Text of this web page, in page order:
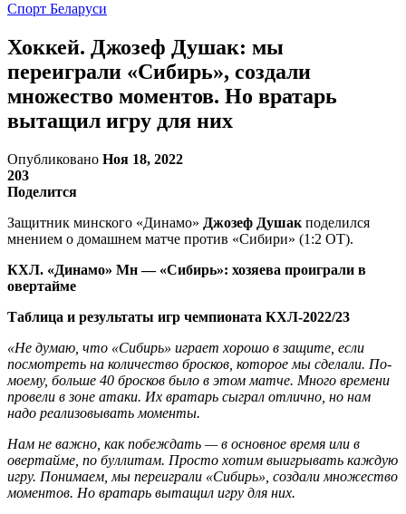
Спорт Беларуси
Хоккей. Джозеф Душак: мы
переиграли «Сибирь», создали
множество моментов. Но вратарь
вытащил игру для них
Опубликовано Ноя 18, 2022
203
Поделится
Защитник минского «Динамо» Джозеф Душак поделился
мнением о домашнем матче против «Сибири» (1:2 ОТ).
КХЛ. «Динамо» Мн — «Сибирь»: хозяева проиграли в
овертайме
Таблица и результаты игр чемпионата КХЛ-2022/23
«Не думаю, что «Сибирь» играет хорошо в защите, если
посмотреть на количество бросков, которое мы сделали. По-
моему, больше 40 бросков было в этом матче. Много времени
провели в зоне атаки. Их вратарь сыграл отлично, но нам
надо реализовывать моменты.
Нам не важно, как побеждать — в основное время или в
овертайме, по буллитам. Просто хотим выигрывать каждую
игру. Понимаем, мы переиграли «Сибирь», создали множество
моментов. Но вратарь вытащил игру для них.